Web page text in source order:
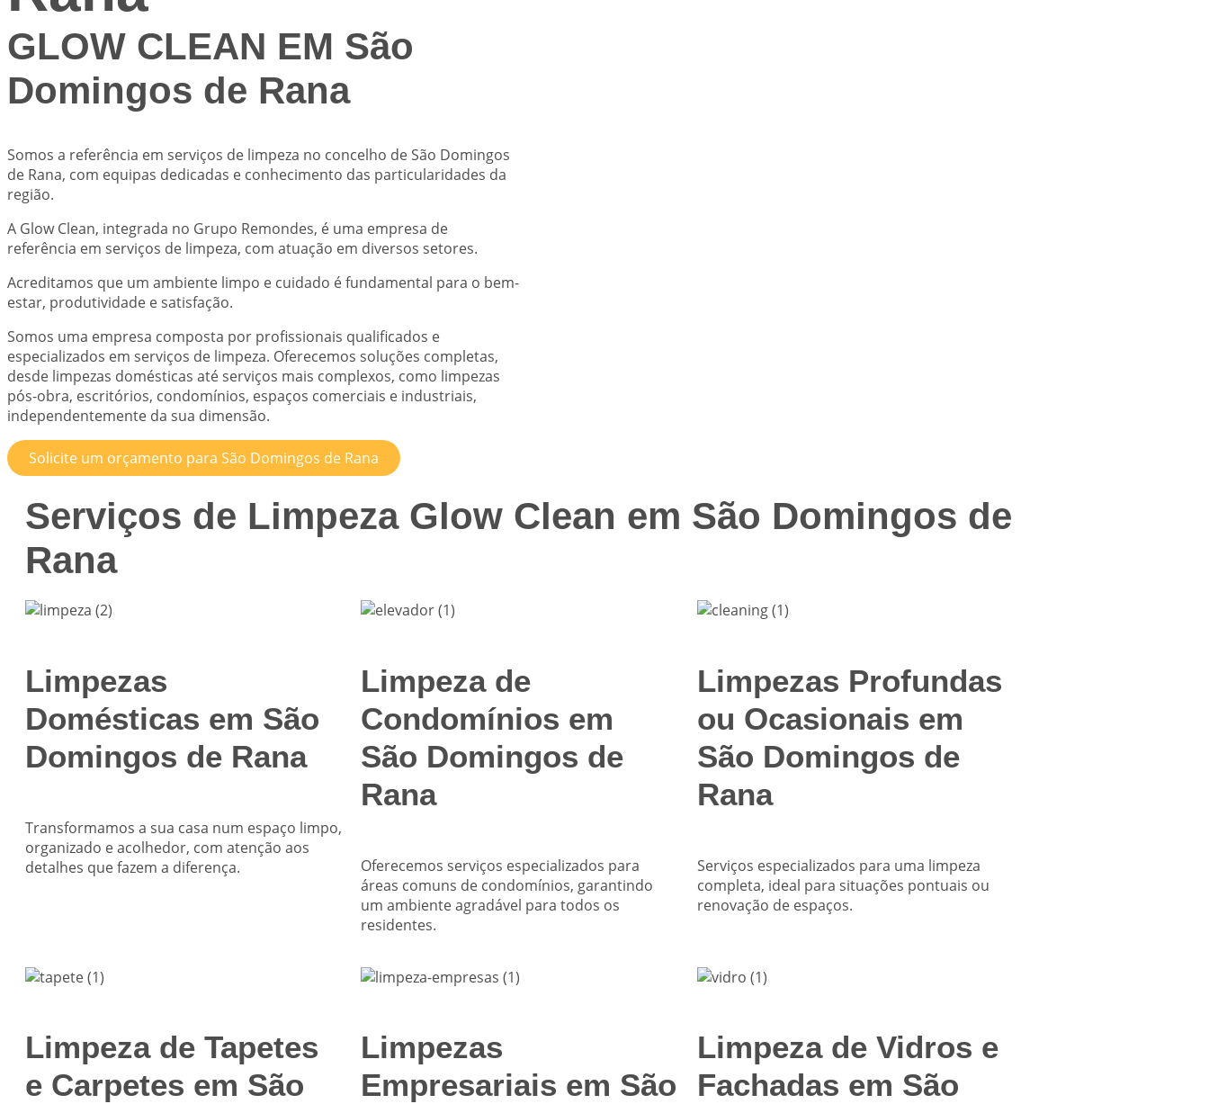
GLOW CLEAN EM São
Domingos de Rana
Somos a referência em serviços de limpeza no concelho de São Domingos
de Rana, com equipas dedicadas e conhecimento das particularidades da
região.
A Glow Clean, integrada no Grupo Remondes, é uma empresa de
referência em serviços de limpeza, com atuação em diversos setores.
Acreditamos que um ambiente limpo e cuidado é fundamental para o bem-
estar, produtividade e satisfação.
Somos uma empresa composta por profissionais qualificados e
especializados em serviços de limpeza. Oferecemos soluções completas,
desde limpezas domésticas até serviços mais complexos, como limpezas
pós-obra, escritórios, condomínios, espaços comerciais e industriais,
independentemente da sua dimensão.
Solicite um orçamento para São Domingos de Rana
Serviços de Limpeza Glow Clean em São Domingos de
Rana
Limpezas
Domésticas em São
Domingos de Rana
Transformamos a sua casa num espaço limpo,
organizado e acolhedor, com atenção aos
detalhes que fazem a diferença.
Limpeza de
Condomínios em
São Domingos de
Rana
Oferecemos serviços especializados para
áreas comuns de condomínios, garantindo
um ambiente agradável para todos os
residentes.
Limpezas Profundas
ou Ocasionais em
São Domingos de
Rana
Serviços especializados para uma limpeza
completa, ideal para situações pontuais ou
renovação de espaços.
Limpeza de Tapetes
e Carpetes em São
Limpezas
Empresariais em São
Limpeza de Vidros e
Fachadas em São